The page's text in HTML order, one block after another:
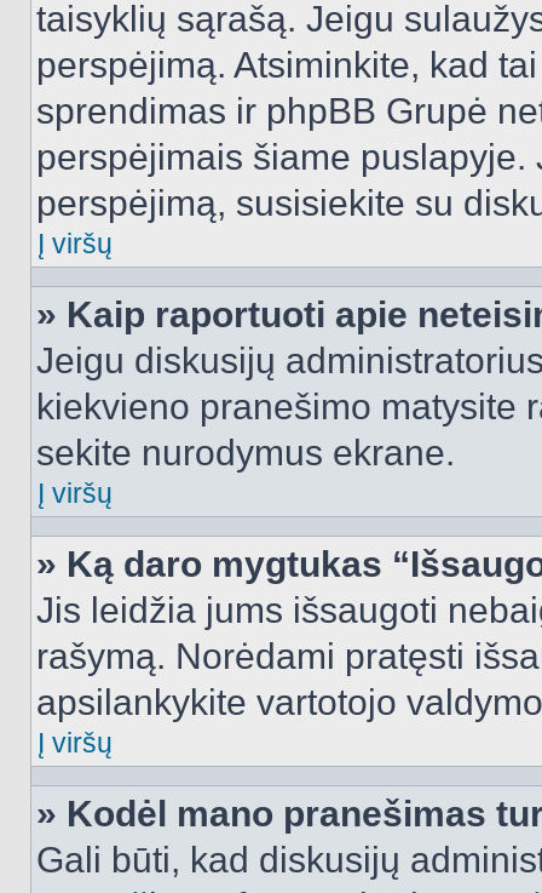
taisyklių sąrašą. Jeigu
perspėjimą. Atsiminkite, kad
sprendimas ir phpBB Grupė
perspėjimais šiame
perspėjimą, susisiekite su
Į viršų
» Kaip raportuoti apie
Jeigu diskusijų
kiekvieno pranešimo matysite
sekite nurodymus ekrane.
Į viršų
» Ką daro mygtukas
Jis leidžia jums išsaugoti
rašymą. Norėdami pratęsti
apsilankykite vartotojo
Į viršų
» Kodėl mano pranešimas
Gali būti, kad diskusijų